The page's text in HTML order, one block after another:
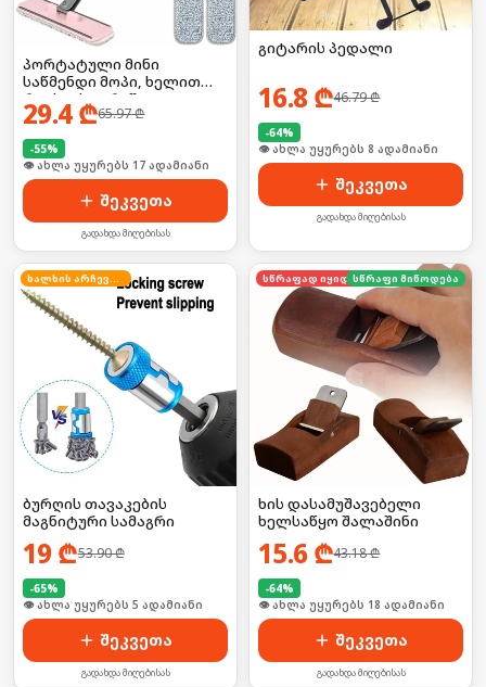
პორტატული მინი
საწმენდი მოპი, ხელით
რეცხვის გარეშე
29.4₾65.97₾
-55%
🛒 ბოლო 24სთ-ში იყიდა 25-მა
შეკვეთა
გადახდა მიღებისას
გიტარის პედალი
16.8 ₾46.79₾
-64%
🛒 ბოლო 24სთ-ში იყიდა 8-მა
შეკვეთა
გადახდა მიღებისას
ხალხის არჩევანი
ბურღის თავაკების
მაგნიტური სამაგრი
19 ₾53.90₾
-65%
🛒 ბოლო 24სთ-ში იყიდა 7-მა
შეკვეთა
გადახდა მიღებისას
სწრაფად იყიდება
სწრაფი მიწოდება
ხის დასამუშავებელი
ხელსაწყო შალაშინი
15.6 ₾43.18₾
-64%
🛒 ბოლო 24სთ-ში იყიდა 24-მა
შეკვეთა
გადახდა მიღებისას